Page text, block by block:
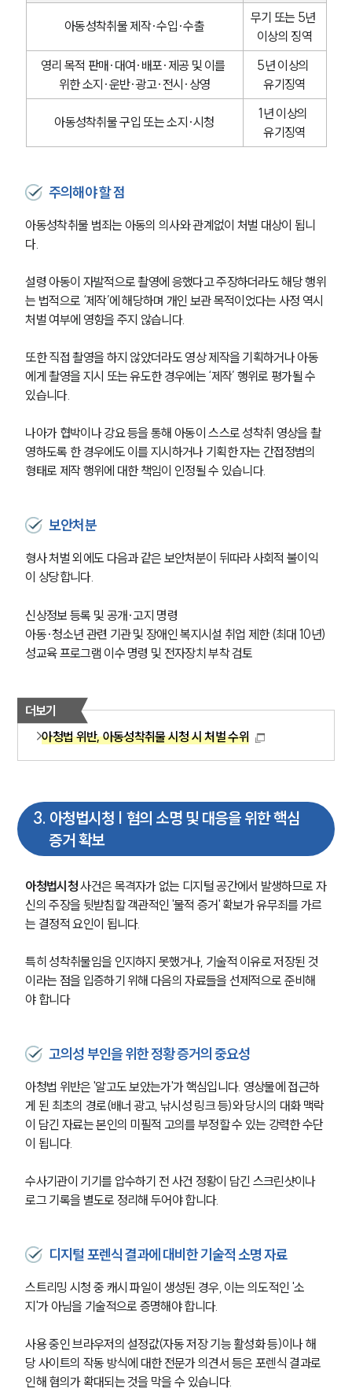
아동성착취물 제작·수입·수출
무기 또는 5년
이상의 징역
영리 목적 판매·대여·배포·제공 및 이를
위한 소지·운반·광고·전시·상영
5년 이상의
유기징역
아동성착취물 구입 또는 소지·시청
1년 이상의
유기징역
주의해야 할 점
아동성착취물 범죄는 아동의 의사와 관계없이 처벌 대상이 됩니
다.
설령 아동이 자발적으로 촬영에 응했다고 주장하더라도 해당 행위
는 법적으로 ‘제작’에 해당하며 개인 보관 목적이었다는 사정 역시
처벌 여부에 영향을 주지 않습니다.
또한 직접 촬영을 하지 않았더라도 영상 제작을 기획하거나 아동
에게 촬영을 지시 또는 유도한 경우에는 ‘제작’ 행위로 평가될 수
있습니다.
나아가 협박이나 강요 등을 통해 아동이 스스로 성착취 영상을 촬
영하도록 한 경우에도 이를 지시하거나 기획한 자는 간접정범의
형태로 제작 행위에 대한 책임이 인정될 수 있습니다.
보안처분
형사 처벌 외에도 다음과 같은 보안처분이 뒤따라 사회적 불이익
이 상당합니다.
신상정보 등록 및 공개·고지 명령
아동·청소년 관련 기관 및 장애인 복지시설 취업 제한 (최대 10년)
성교육 프로그램 이수 명령 및 전자장치 부착 검토
더보기
아청법 위반, 아동성착취물 시청 시 처벌 수위
3. 아청법시청 | 혐의 소명 및 대응을 위한 핵심
증거 확보
아청법시청 사건은 목격자가 없는 디지털 공간에서 발생하므로 자
신의 주장을 뒷받침할 객관적인 '물적 증거' 확보가 유무죄를 가르
는 결정적 요인이 됩니다.
특히 성착취물임을 인지하지 못했거나, 기술적 이유로 저장된 것
이라는 점을 입증하기 위해 다음의 자료들을 선제적으로 준비해
야 합니다
고의성 부인을 위한 정황 증거의 중요성
아청법 위반은 '알고도 보았는가'가 핵심입니다. 영상물에 접근하
게 된 최초의 경로(배너 광고, 낚시성 링크 등)와 당시의 대화 맥락
이 담긴 자료는 본인의 미필적 고의를 부정할 수 있는 강력한 수단
이 됩니다.
수사기관이 기기를 압수하기 전 사건 정황이 담긴 스크린샷이나
로그 기록을 별도로 정리해 두어야 합니다.
디지털 포렌식 결과에 대비한 기술적 소명 자료
스트리밍 시청 중 캐시 파일이 생성된 경우, 이는 의도적인 '소
지'가 아님을 기술적으로 증명해야 합니다.
사용 중인 브라우저의 설정값(자동 저장 기능 활성화 등)이나 해
당 사이트의 작동 방식에 대한 전문가 의견서 등은 포렌식 결과로
인해 혐의가 확대되는 것을 막을 수 있습니다.